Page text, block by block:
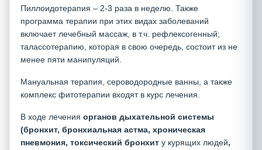
Пиллоидотерапия – 2-3 раза в неделю. Также
программа терапии при этих видах заболеваний
включает лечебный массаж, в т.ч. рефлексогенный;
талассотерапию, которая в свою очередь, состоит из не
менее пяти манипуляций.
Мануальная терапия, сероводородные ванны, а также
комплекс фитотерапии входят в курс лечения.
В ходе лечения органов дыхательной системы
(бронхит, бронхиальная астма, хроническая
пневмония, токсический бронхит у курящих людей,